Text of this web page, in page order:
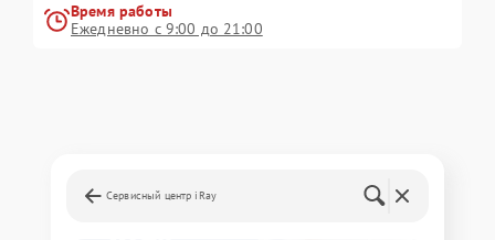
Время работы
Ежедневно с 9:00 до 21:00
Сервисный центр iRay